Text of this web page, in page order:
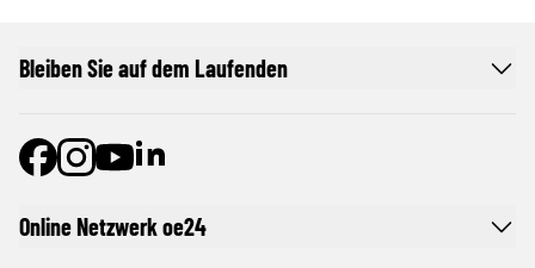
Online Netzwerk oe24
Bleiben Sie auf dem Laufenden